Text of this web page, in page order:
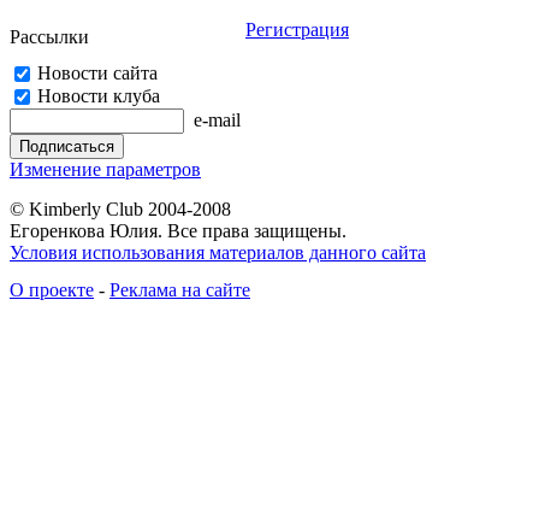
Рассылки
Новости сайта
Новости клуба
e-mail
Изменение параметров
Регистрация
© Kimberly Club 2004-2008
Егоренкова Юлия. Все права защищены.
Условия использования материалов данного сайта
О проекте - Реклама на сайте